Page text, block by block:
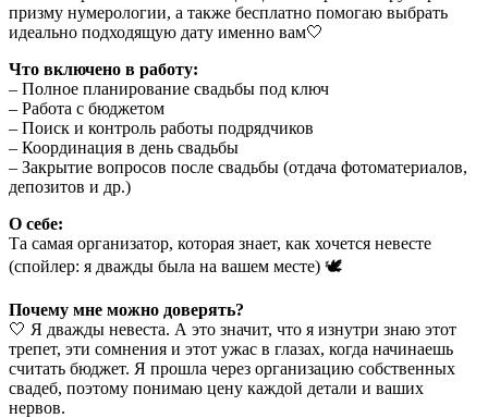
призму нумерологии, а также бесплатно помогаю выбрать
идеально подходящую дату именно вам🤍
Что включено в работу:
– Полное планирование свадьбы под ключ
– Работа с бюджетом
– Поиск и контроль работы подрядчиков
– Координация в день свадьбы
– Закрытие вопросов после свадьбы (отдача фотоматериалов,
депозитов и др.)
О себе:
Та самая организатор, которая знает, как хочется невесте
(спойлер: я дважды была на вашем месте) 🕊️
Почему мне можно доверять?
🤍 Я дважды невеста. А это значит, что я изнутри знаю этот
трепет, эти сомнения и этот ужас в глазах, когда начинаешь
считать бюджет. Я прошла через организацию собственных
свадеб, поэтому понимаю цену каждой детали и ваших
нервов.